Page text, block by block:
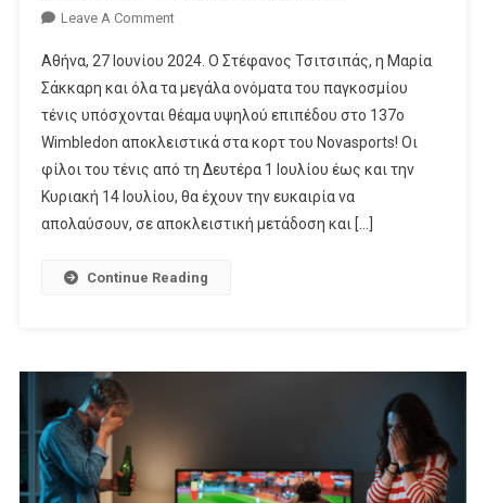
Leave A CommentOn
Ιστορικότερο
Grand
Slam
Του
Τένις
Με
Τσιτσιπά
Αθήνα, 27 Ιουνίου 2024. Ο Στέφανος Τσιτσιπάς, η Μαρία
Σάκκαρη και όλα τα μεγάλα ονόματα του παγκοσμίου
τένις υπόσχονται θέαμα υψηλού επιπέδου στο 137ο
Wimbledon αποκλειστικά στα κορτ του Novasports! Οι
φίλοι του τένις από τη Δευτέρα 1 Ιουλίου έως και την
Κυριακή 14 Ιουλίου, θα έχουν την ευκαιρία να
απολαύσουν, σε αποκλειστική μετάδοση και […]
Continue Reading